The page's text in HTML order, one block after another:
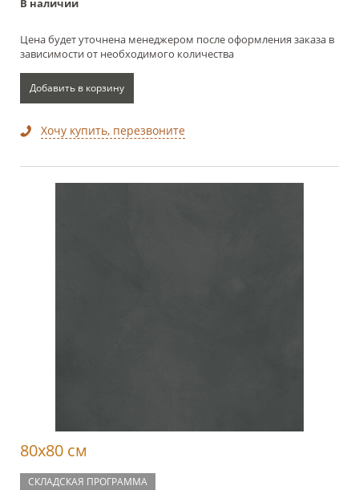
В наличии
Цена будет уточнена менеджером после оформления заказа в
зависимости от необходимого количества
Добавить в корзину
Хочу купить, перезвоните
80x80 см
СКЛАДСКАЯ ПРОГРАММА